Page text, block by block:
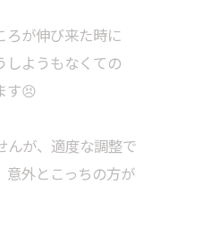
ろが伸び来た時に
しようもなくての
す😣
んが、適度な調整で
意外とこっちの方が